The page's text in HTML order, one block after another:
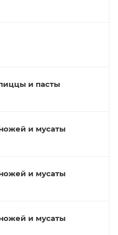
и пасты
и мусаты
и мусаты
и мусаты